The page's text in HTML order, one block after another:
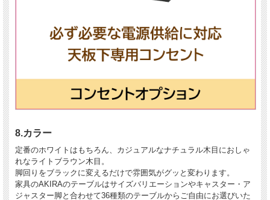
8.カラー
定番のホワイトはもちろん、カジュアルなナチュラル木目におしゃ
れなライトブラウン木目。
脚回りをブラックに変えるだけで雰囲気がグッと変わります。
家具のAKIRAのテーブルはサイズバリエーションやキャスター・ア
ジャスター脚と合わせて36種類のテーブルからご自由にお選びいた